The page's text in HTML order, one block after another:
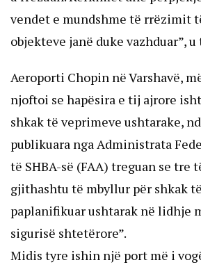
vendet e mundshme të rrëzimit
objekteve janë duke vazhduar”,
Aeroporti Chopin në Varshavë,
njoftoi se hapësira e tij ajrore
shkak të veprimeve ushtarake,
publikuara nga Administrata
të SHBA-së (FAA) treguan se tre
gjithashtu të mbyllur për shkak
paplanifikuar ushtarak në lidhje
sigurisë shtetërore”.
Midis tyre ishin një port më i